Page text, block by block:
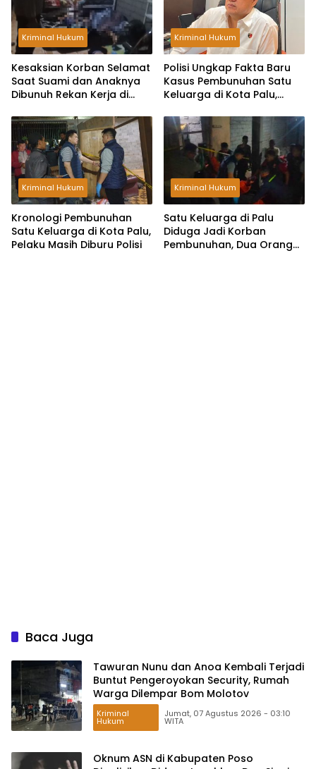
Kriminal Hukum
Kesaksian Korban Selamat
Saat Suami dan Anaknya
Dibunuh Rekan Kerja di
Dua Pisau
Kriminal Hukum
Polisi Ungkap Fakta Baru
Kasus Pembunuhan Satu
Keluarga di Kota Palu,
Kriminal Hukum
Kronologi Pembunuhan
Satu Keluarga di Kota Palu,
Pelaku Masih Diburu Polisi
Kriminal Hukum
Satu Keluarga di Palu
Diduga Jadi Korban
Pembunuhan, Dua Orang
Baca Juga
Tawuran Nunu dan Anoa Kembali Terjadi
Buntut Pengeroyokan Security, Rumah
Warga Dilempar Bom Molotov
Kriminal
Hukum
Jumat, 07 Agustus 2026 - 03:10
WITA
Oknum ASN di Kabupaten Poso